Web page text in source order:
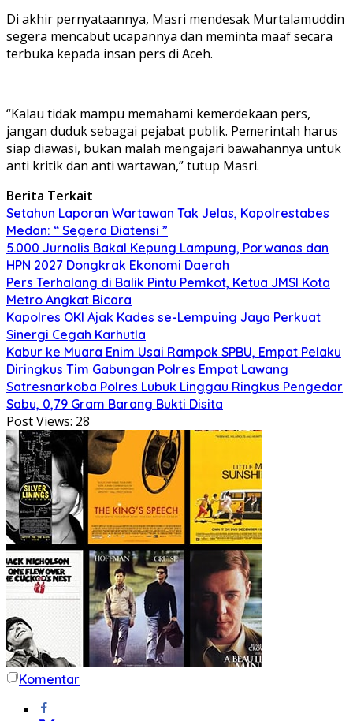
Di akhir pernyataannya, Masri mendesak Murtalamuddin
segera mencabut ucapannya dan meminta maaf secara
terbuka kepada insan pers di Aceh.
“Kalau tidak mampu memahami kemerdekaan pers,
jangan duduk sebagai pejabat publik. Pemerintah harus
siap diawasi, bukan malah mengajari bawahannya untuk
anti kritik dan anti wartawan,” tutup Masri.
Berita Terkait
Setahun Laporan Wartawan Tak Jelas, Kapolrestabes
Medan: “ Segera Diatensi ”
5.000 Jurnalis Bakal Kepung Lampung, Porwanas dan
HPN 2027 Dongkrak Ekonomi Daerah
Pers Terhalang di Balik Pintu Pemkot, Ketua JMSI Kota
Metro Angkat Bicara
Kapolres OKI Ajak Kades se-Lempuing Jaya Perkuat
Sinergi Cegah Karhutla
Kabur ke Muara Enim Usai Rampok SPBU, Empat Pelaku
Diringkus Tim Gabungan Polres Empat Lawang
Satresnarkoba Polres Lubuk Linggau Ringkus Pengedar
Sabu, 0,79 Gram Barang Bukti Disita
Post Views: 28
Komentar